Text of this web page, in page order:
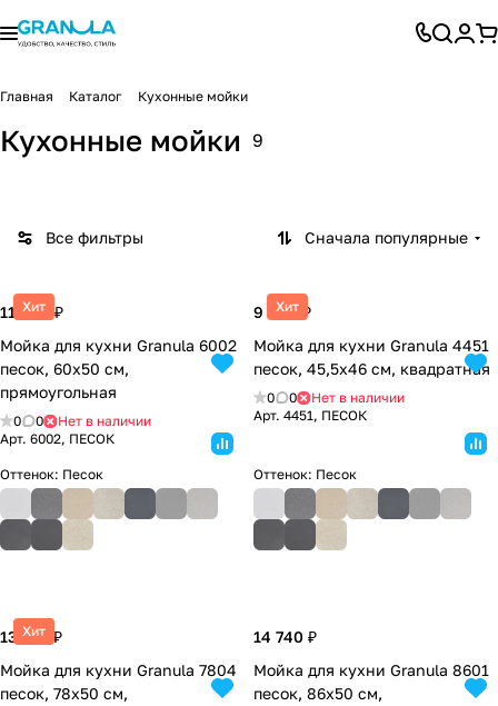
Главная Каталог Кухонные мойки
Кухонные мойки 9
Space
Granula
Все фильтры Сначала популярные
Хит
11 440 ₽
Мойка для кухни Granula 6002
песок, 60х50 см,
прямоугольная
0 0
Нет в наличии
Арт. 6002, ПЕСОК
Оттенок: Песок
Хит
9 900 ₽
Мойка для кухни Granula 4451
песок, 45,5х46 см, квадратная
0 0
Нет в наличии
Арт. 4451, ПЕСОК
Оттенок: Песок
Хит
13 035 ₽
Мойка для кухни Granula 7804
песок, 78х50 см,
14 740 ₽
Мойка для кухни Granula 8601
песок, 86х50 см,